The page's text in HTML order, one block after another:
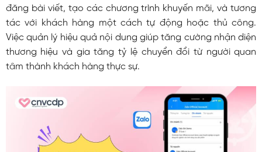
đăng bài viết, tạo các chương trình khuyến mãi, và tương
tác với khách hàng một cách tự động hoặc thủ công.
Việc quản lý hiệu quả nội dung giúp tăng cường nhận diện
thương hiệu và gia tăng tỷ lệ chuyển đổi từ người quan
tâm thành khách hàng thực sự.